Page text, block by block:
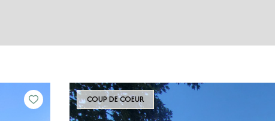
COUP DE COEUR